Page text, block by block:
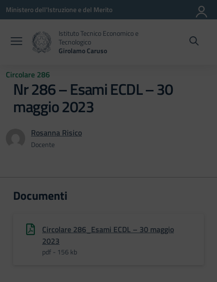
Vai ai contenuti
Vai al menu di navigazione
Vai al footer
Ministero dell'Istruzione e del Merito
Istituto Tecnico Economico e
Tecnologico
Girolamo Caruso
Circolare 286
Nr 286 – Esami ECDL – 30
maggio 2023
Rosanna Risico
Docente
Documenti
Circolare 286_Esami ECDL – 30 maggio
2023
pdf - 156 kb